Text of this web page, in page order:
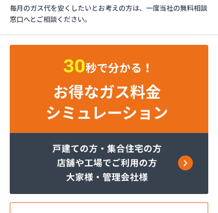
やぶねハウビン株式会社 LPガス事業所
（YAVNE・HOUVIN）
ユニオンフォレスト株式会社 本社
安藤プロパン
伊藤忠エネクスホームライフ西日本株式会社 広島
伊藤忠エネクスホームライフ西日本株式会社 本
社・営業部
加計燃料株式会社 広島営業所
可部ガス販売株式会社
角本商店
毎月のガス代を安くしたいとお考えの方は、一度当社の無料相談
窓口へとご相談ください。